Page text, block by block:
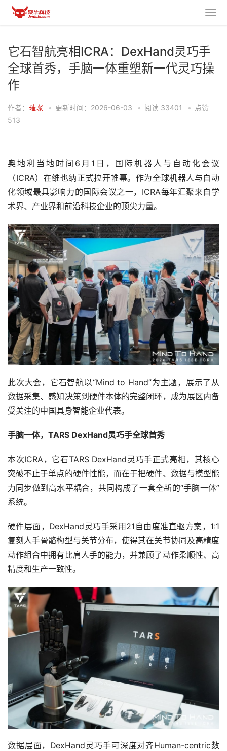
它石智航亮相ICRA：DexHand灵巧手
全球首秀，手脑一体重塑新一代灵巧操
作
作者： 璀璨 • 更新时间：2026-06-03 • 阅读 33401 • 点赞
513
奥地利当地时间6月1日，国际机器人与自动化会议
（ICRA）在维也纳正式拉开帷幕。作为全球机器人与自动
化领域最具影响力的国际会议之一，ICRA每年汇聚来自学
术界、产业界和前沿科技企业的顶尖力量。
此次大会，它石智航以“Mind to Hand”为主题，展示了从
数据采集、感知决策到硬件本体的完整闭环，成为展区内备
受关注的中国具身智能企业代表。
手脑一体，TARS DexHand灵巧手全球首秀
本次ICRA，它石TARS DexHand灵巧手正式亮相，其核心
突破不止于单点的硬件性能，而在于把硬件、数据与模型能
力同步做到高水平耦合，共同构成了一套全新的“手脑一体”
系统。
硬件层面，DexHand灵巧手采用21自由度准直驱方案，1:1
复刻人手骨骼构型与关节分布，使得其在关节协同及高精度
动作组合中拥有比肩人手的能力，并兼顾了动作柔顺性、高
精度和生产一致性。
数据层面，DexHand灵巧手可深度对齐Human-centric数